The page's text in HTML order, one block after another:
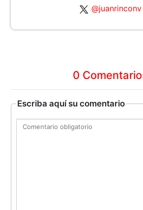
@juanrinconv
0
Escriba aquí su comentario